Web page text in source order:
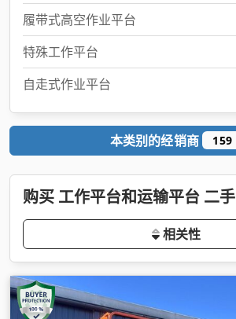
履带式高空作业平台
特殊工作平台
自走式作业平台
本类别的经销商 159
购买 工作平台和运输平台 二手
相关性